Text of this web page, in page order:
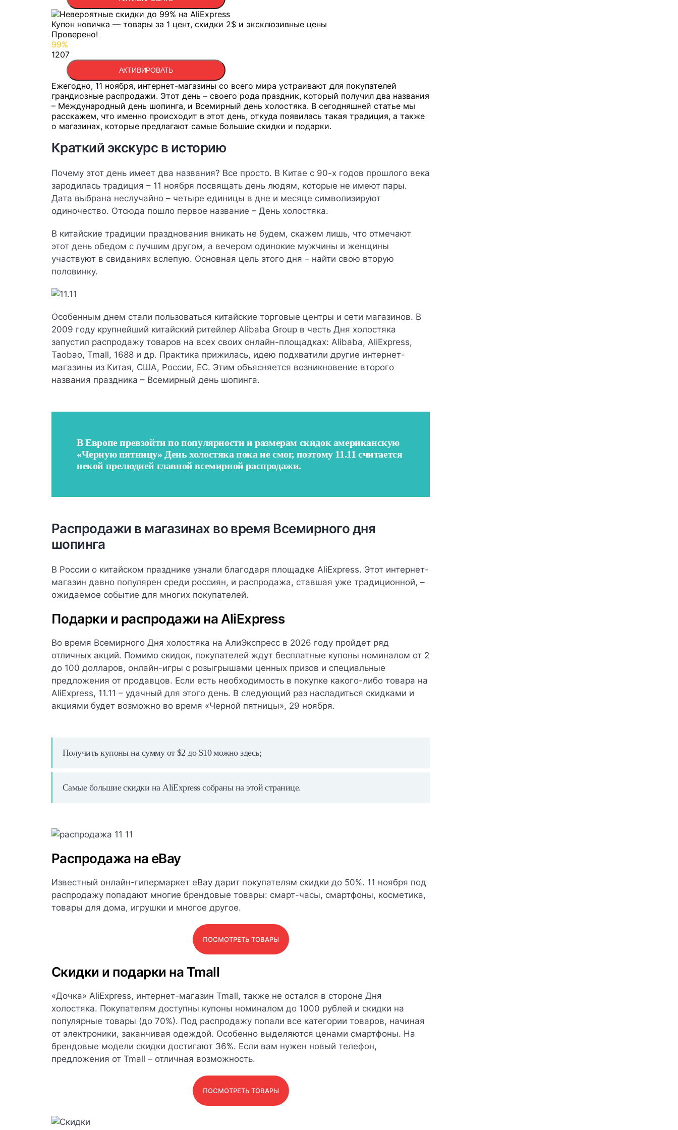
Купон новичка — товары за 1 цент, скидки 2$ и эксклюзивные цены
Проверено!
99%
1207
АКТИВИРОВАТЬ
Ежегодно, 11 ноября, интернет-магазины со всего мира устраивают для покупателей
грандиозные распродажи. Этот день – своего рода праздник, который получил два названия
– Международный день шопинга, и Всемирный день холостяка. В сегодняшней статье мы
расскажем, что именно происходит в этот день, откуда появилась такая традиция, а также
о магазинах, которые предлагают самые большие скидки и подарки.
Краткий экскурс в историю
Почему этот день имеет два названия? Все просто. В Китае с 90-х годов прошлого века
зародилась традиция – 11 ноября посвящать день людям, которые не имеют пары.
Дата выбрана неслучайно – четыре единицы в дне и месяце символизируют
одиночество. Отсюда пошло первое название – День холостяка.
В китайские традиции празднования вникать не будем, скажем лишь, что отмечают
этот день обедом с лучшим другом, а вечером одинокие мужчины и женщины
участвуют в свиданиях вслепую. Основная цель этого дня – найти свою вторую
половинку.
Особенным днем стали пользоваться китайские торговые центры и сети магазинов. В
2009 году крупнейший китайский ритейлер Alibaba Group в честь Дня холостяка
запустил распродажу товаров на всех своих онлайн-площадках: Alibaba, AliExpress,
Taobao, Tmall, 1688 и др. Практика прижилась, идею подхватили другие интернет-
магазины из Китая, США, России, ЕС. Этим объясняется возникновение второго
названия праздника – Всемирный день шопинга.
В Европе превзойти по популярности и размерам скидок американскую
«Черную пятницу» День холостяка пока не смог, поэтому 11.11 считается
некой прелюдией главной всемирной распродажи.
Распродажи в магазинах во время Всемирного дня
шопинга
В России о китайском празднике узнали благодаря площадке AliExpress. Этот интернет-
магазин давно популярен среди россиян, и распродажа, ставшая уже традиционной, –
ожидаемое событие для многих покупателей.
Подарки и распродажи на AliExpress
Во время Всемирного Дня холостяка на АлиЭкспресс в 2026 году пройдет ряд
отличных акций. Помимо скидок, покупателей ждут бесплатные купоны номиналом от 2
до 100 долларов, онлайн-игры с розыгрышами ценных призов и специальные
предложения от продавцов. Если есть необходимость в покупке какого-либо товара на
AliExpress, 11.11 – удачный для этого день. В следующий раз насладиться скидками и
акциями будет возможно во время «Черной пятницы», 29 ноября.
Получить купоны на сумму от $2 до $10 можноздесь;
Самые большие скидки на AliExpress собраны на этойстранице.
Распродажа на eBay
Известный онлайн-гипермаркет eBay дарит покупателям скидки до 50%. 11 ноября под
распродажу попадают многие брендовые товары: смарт-часы, смартфоны, косметика,
товары для дома, игрушки и многое другое.
ПОСМОТРЕТЬ ТОВАРЫ
Скидки и подарки на Tmall
«Дочка» AliExpress, интернет-магазин Tmall, также не остался в стороне Дня
холостяка. Покупателям доступны купоны номиналом до 1000 рублей и скидки на
популярные товары (до 70%). Под распродажу попали все категории товаров, начиная
от электроники, заканчивая одеждой. Особенно выделяются ценами смартфоны. На
брендовые модели скидки достигают 36%. Если вам нужен новый телефон,
предложения от Tmall – отличная возможность.
ПОСМОТРЕТЬ ТОВАРЫ